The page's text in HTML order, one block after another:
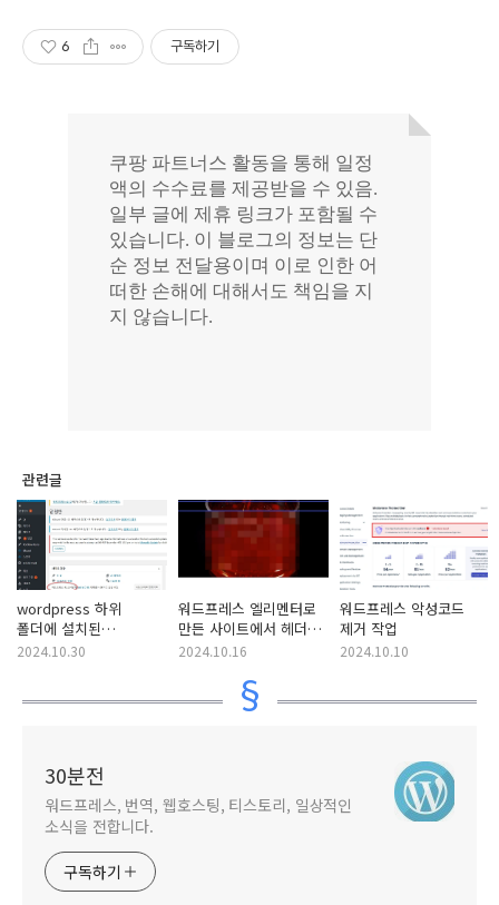
6 구독하기
관련글
wordpress 하위
폴더에 설치된
워드프레스에서 하위
2024.10.30
워드프레스 엘리멘터로
만든 사이트에서 헤더가
사라지는 문제 해결하기
2024.10.16
워드프레스 악성코드
제거 작업
2024.10.10
30분전
워드프레스, 번역, 웹호스팅, 티스토리, 일상적인
소식을 전합니다.
구독하기